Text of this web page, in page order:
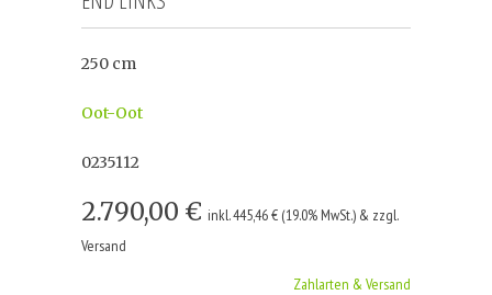
250 cm
Oot-Oot
0235112
2.790,00 € inkl. 445,46 € (19.0% MwSt.) & zzgl.
Versand
Zahlarten & Versand